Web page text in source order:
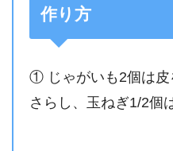
作り方
① じゃがいも2個は皮
さらし、玉ねぎ1/2個